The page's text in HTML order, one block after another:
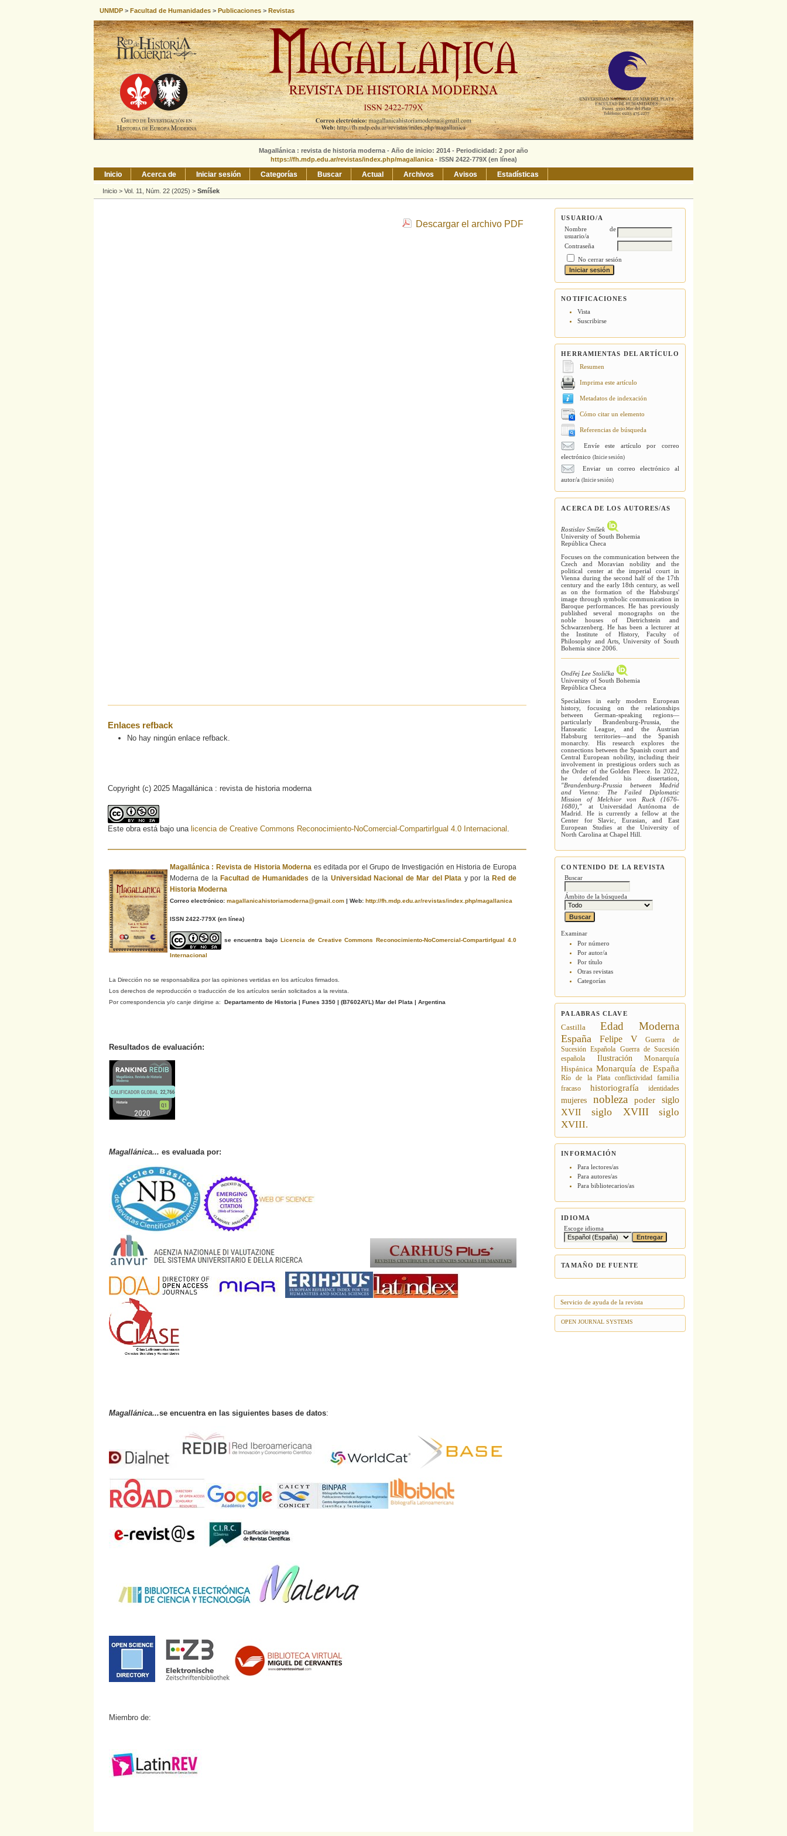
UNMDP > Facultad de Humanidades > Publicaciones > Revistas
Magallánica : revista de historia moderna - Año de inicio: 2014 - Periodicidad: 2 por año
https://fh.mdp.edu.ar/revistas/index.php/magallanica - ISSN 2422-779X (en línea)
USUARIO/A
Nombre de
usuario/a
Contraseña
No cerrar sesión
NOTIFICACIONES
Vista
Suscribirse
HERRAMIENTAS DEL ARTÍCULO
Resumen
Imprima este artículo
Metadatos de indexación
Cómo citar un elemento
Referencias de búsqueda
Envíe este artículo por correo
electrónico(Inicie sesión)
Enviar un correo electrónico al
autor/a(Inicie sesión)
ACERCA DE LOS AUTORES/AS
Rostislav Smíšek
University of South Bohemia
República Checa
Focuses on the communication between the
Czech and Moravian nobility and the
political center at the imperial court in
Vienna during the second half of the 17th
century and the early 18th century, as well
as on the formation of the Habsburgs'
image through symbolic communication in
Baroque performances. He has previously
published several monographs on the
noble houses of Dietrichstein and
Schwarzenberg. He has been a lecturer at
the Institute of History, Faculty of
Philosophy and Arts, University of South
Bohemia since 2006.
Ondřej Lee Stolička
University of South Bohemia
República Checa
Specializes in early modern European
history, focusing on the relationships
between German-speaking regions—
particularly Brandenburg-Prussia, the
Hanseatic League, and the Austrian
Habsburg territories—and the Spanish
monarchy. His research explores the
connections between the Spanish court and
Central European nobility, including their
involvement in prestigious orders such as
the Order of the Golden Fleece. In 2022,
he defended his dissertation,
"Brandenburg-Prussia between Madrid
and Vienna: The Failed Diplomatic
Mission of Melchior von Ruck (1676-
1680)," at Universidad Autónoma de
Madrid. He is currently a fellow at the
Center for Slavic, Eurasian, and East
European Studies at the University of
North Carolina at Chapel Hill.
CONTENIDO DE LA REVISTA
Buscar
Ámbito de la búsqueda
Examinar
Por número
Por autor/a
Por título
Otras revistas
Categorías
PALABRAS CLAVE
Castilla Edad Moderna
España Felipe V
Guerra de
Sucesión Española Guerra de Sucesión
española
Ilustración
Monarquía
Hispánica Monarquía de España
Río de la Plata conflictividad familia
fracaso
historiografía identidades
mujeres nobleza poder
siglo
XVII
siglo XVIII
siglo
XVIII.
INFORMACIÓN
Para lectores/as
Para autores/as
Para bibliotecarios/as
IDIOMA
Escoge idioma
TAMAÑO DE FUENTE
Servicio de ayuda de la revista
OPEN JOURNAL SYSTEMS
Inicio Acerca de Iniciar sesión Categorías Buscar Actual Archivos Avisos Estadísticas
Inicio > Vol. 11, Núm. 22 (2025) > Smíšek
Descargar el archivo PDF
Enlaces refback
No hay ningún enlace refback.
Copyright (c) 2025 Magallánica : revista de historia moderna
Este obra está bajo una licencia de Creative Commons Reconocimiento-NoComercial-CompartirIgual 4.0 Internacional
Magallánica : Revista de Historia Moderna es editada por el Grupo de Investigación en Historia de Europa
Moderna de la Facultad de Humanidades de la Universidad Nacional de Mar del Plata y por la Red de
Historia Moderna
Correo electrónico: magallanicahistoriamoderna@gmail.com| Web: http://fh.mdp.edu.ar/revistas/index.php/magallanica
ISSN 2422-779X (en línea)
se encuentra bajo Licencia de Creative Commons Reconocimiento-NoComercial-CompartirIgual 4.0
Internacional
La Dirección no se responsabiliza por las opiniones vertidas en los artículos firmados.
Los derechos de reproducción o traducción de los artículos serán solicitados a la revista.
Por correspondencia y/o canje dirigirse a: Departamento de Historia | Funes 3350 | (B7602AYL ) Mar del Plata | Argentina
Resultados de evaluación:
Magallánica... es evaluada por:
Magallánica...se encuentra en las siguientes bases de datos:
Miembro de: